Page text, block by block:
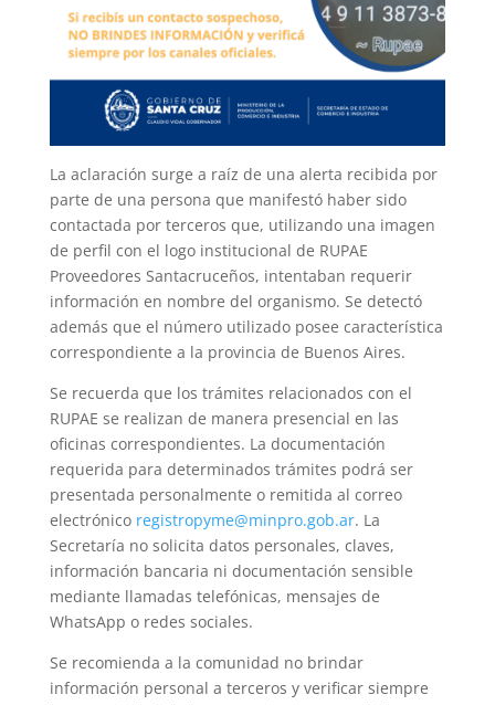
La aclaración surge a raíz de una alerta recibida por
parte de una persona que manifestó haber sido
contactada por terceros que, utilizando una imagen
de perfil con el logo institucional de RUPAE
Proveedores Santacruceños, intentaban requerir
información en nombre del organismo. Se detectó
además que el número utilizado posee característica
correspondiente a la provincia de Buenos Aires.
Se recuerda que los trámites relacionados con el
RUPAE se realizan de manera presencial en las
oficinas correspondientes. La documentación
requerida para determinados trámites podrá ser
presentada personalmente o remitida al correo
electrónico registropyme@minpro.gob.ar. La
Secretaría no solicita datos personales, claves,
información bancaria ni documentación sensible
mediante llamadas telefónicas, mensajes de
WhatsApp o redes sociales.
Se recomienda a la comunidad no brindar
información personal a terceros y verificar siempre